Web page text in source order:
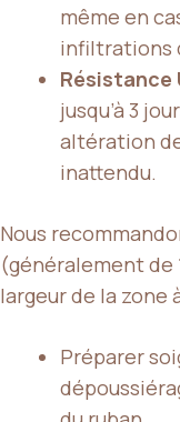
même en
infiltrations
Résistance
jusqu’à 3
altération
inattendu.
Nous
(généralement de
largeur de la zone
Préparer